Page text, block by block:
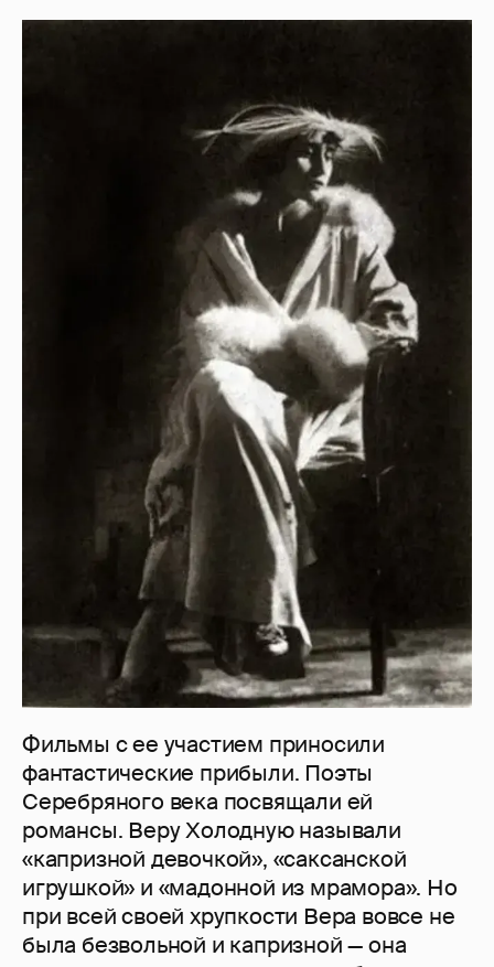
Фильмы с ее участием приносили
фантастические прибыли. Поэты
Серебряного века посвящали ей
романсы. Веру Холодную называли
«капризной девочкой», «саксанской
игрушкой» и «мадонной из мрамора». Но
при всей своей хрупкости Вера вовсе не
была безвольной и капризной — она